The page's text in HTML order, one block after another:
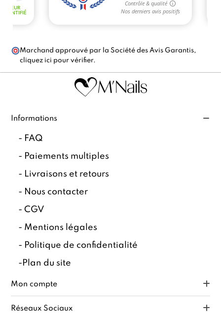
Marchand approuvé par la Société des Avis Garantis,
cliquez ici pour vérifier.
Informations
- FAQ
- Paiements multiples
- Livraisons et retours
- Nous contacter
-CGV
- Mentions légales
- Politique de confidentialité
- Plan du site
Mon compte
Réseaux Sociaux